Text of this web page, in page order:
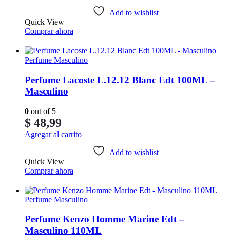
Add to wishlist
Quick View
Comprar ahora
Perfume Masculino
Perfume Lacoste L.12.12 Blanc Edt 100ML –
Masculino
0 out of 5
$ 48,99
Agregar al carrito
Add to wishlist
Quick View
Comprar ahora
Perfume Masculino
Perfume Kenzo Homme Marine Edt –
Masculino 110ML